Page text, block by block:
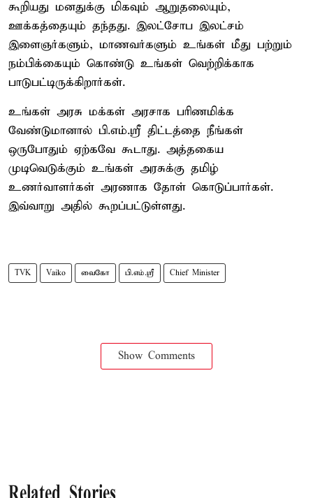
கூறியது மனதுக்கு மிகவும் ஆறுதலையும்,
ஊக்கத்தையும் தந்தது. இலட்சோப இலட்சம்
இளைஞர்களும், மாணவர்களும் உங்கள் மீது பற்றும்
நம்பிக்கையும் கொண்டு உங்கள் வெற்றிக்காக
பாடுபட்டிருக்கிறார்கள்.
உங்கள் அரசு மக்கள் அரசாக பரிணமிக்க
வேண்டுமானால் பி.எம்.ஸ்ரீ திட்டத்தை நீங்கள்
ஒருபோதும் ஏற்கவே கூடாது. அத்தகைய
முடிவெடுக்கும் உங்கள் அரசுக்கு தமிழ்
உணர்வாளர்கள் அரணாக தோள் கொடுப்பார்கள்.
இவ்வாறு அதில் கூறப்பட்டுள்ளது.
TVK Vaiko வைகோ பி.எம்.ஸ்ரீ Chief Minister
Show Comments